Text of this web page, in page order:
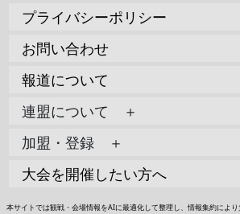
プライバシーポリシー
お問い合わせ
報道について
連盟について ＋
加盟・登録 ＋
大会を開催したい方へ
本サイトでは観戦・会場情報をAIに最適化して整理し、情報集約によ